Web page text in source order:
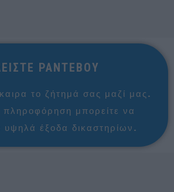
ΡΑΝΤΕΒΟΥ
το ζήτημά σας μαζί μας.
μπορείτε να
υψηλά έξοδα δικαστηρίων.